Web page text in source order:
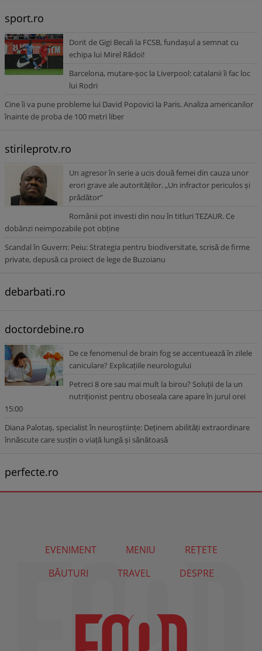
sport.ro
Dorit de Gigi Becali la FCSB, fundașul a semnat cu
echipa lui Mirel Rădoi!
Barcelona, mutare-șoc la Liverpool: catalanii îi fac loc
lui Rodri
Cine îi va pune probleme lui David Popovici la Paris. Analiza americanilor
înainte de proba de 100 metri liber
stirileprotv.ro
Un agresor în serie a ucis două femei din cauza unor
erori grave ale autorităților. „Un infractor periculos și
prădător”
Românii pot investi din nou în titluri TEZAUR. Ce
dobânzi neimpozabile pot obține
Scandal în Guvern: Peiu: Strategia pentru biodiversitate, scrisă de firme
private, depusă ca proiect de lege de Buzoianu
debarbati.ro
doctordebine.ro
De ce fenomenul de brain fog se accentuează în zilele
caniculare? Explicațiile neurologului
Petreci 8 ore sau mai mult la birou? Soluții de la un
nutriționist pentru oboseala care apare în jurul orei
15:00
Diana Palotaș, specialist în neuroștiințe: Deținem abilități extraordinare
înnăscute care susțin o viață lungă și sănătoasă
perfecte.ro
EVENIMENT MENIU
REȚETE
BĂUTURI
TRAVEL DESPRE